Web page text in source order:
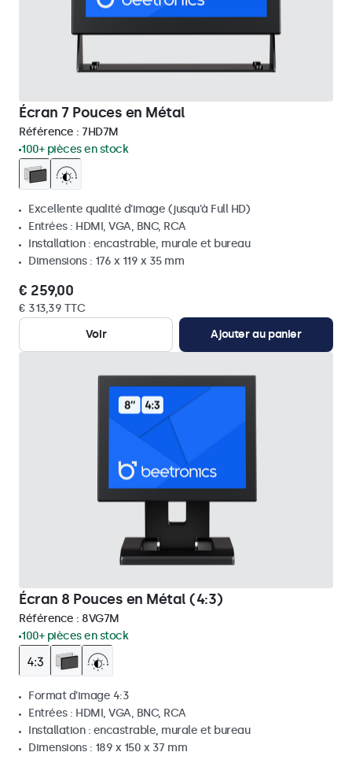
Écran 7 Pouces en Métal
Référence : 7HD7M
100+ pièces en stock
Excellente qualité d'image (jusqu'à Full HD)
Entrées : HDMI, VGA, BNC, RCA
Installation : encastrable, murale et bureau
Dimensions : 176 x 119 x 35 mm
€ 259,00
€ 313,39 TTC
Voir
Ajouter au panier
Écran 8 Pouces en Métal (4:3)
Référence : 8VG7M
100+ pièces en stock
Format d'image 4:3
Entrées : HDMI, VGA, BNC, RCA
Installation : encastrable, murale et bureau
Dimensions : 189 x 150 x 37 mm